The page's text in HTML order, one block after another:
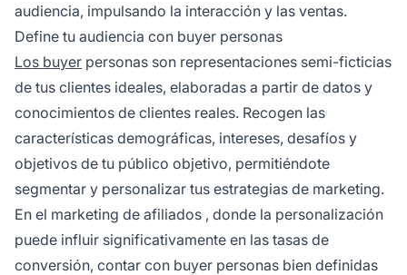
audiencia, impulsando la interacción y las ventas.
Define tu audiencia con buyer personas
Los buyer personas son representaciones semi-ficticias
de tus clientes ideales, elaboradas a partir de datos y
conocimientos de clientes reales. Recogen las
características demográficas, intereses, desafíos y
objetivos de tu público objetivo, permitiéndote
segmentar y personalizar tus estrategias de marketing.
En el marketing de afiliados , donde la personalización
puede influir significativamente en las tasas de
conversión, contar con buyer personas bien definidas